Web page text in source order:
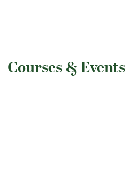
​Courses & Events